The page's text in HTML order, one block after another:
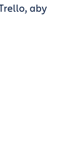
aby